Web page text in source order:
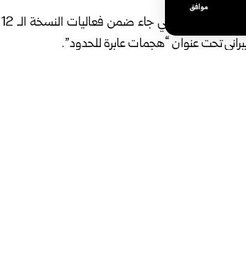
موافق
تحت عنوان “هجمات عابرة للحدود”.